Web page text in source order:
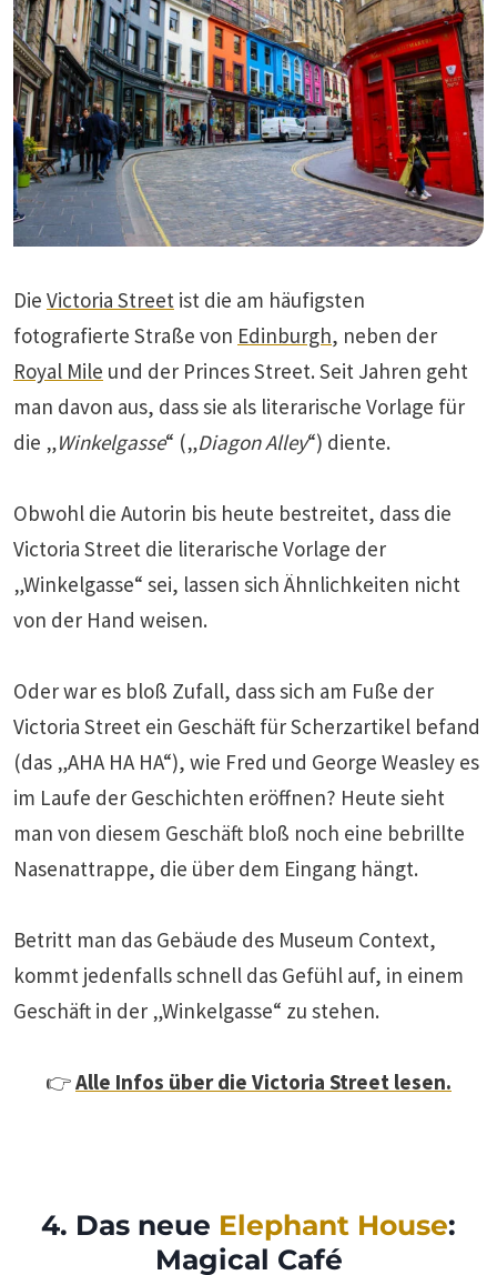
Die Victoria Street ist die am häufigsten
fotografierte Straße von Edinburgh, neben der
Royal Mile und der Princes Street. Seit Jahren geht
man davon aus, dass sie als literarische Vorlage für
die „Winkelgasse“ („Diagon Alley“) diente.
Obwohl die Autorin bis heute bestreitet, dass die
Victoria Street die literarische Vorlage der
„Winkelgasse“ sei, lassen sich Ähnlichkeiten nicht
von der Hand weisen.
Oder war es bloß Zufall, dass sich am Fuße der
Victoria Street ein Geschäft für Scherzartikel befand
(das „AHA HA HA“), wie Fred und George Weasley es
im Laufe der Geschichten eröffnen? Heute sieht
man von diesem Geschäft bloß noch eine bebrillte
Nasenattrappe, die über dem Eingang hängt.
Betritt man das Gebäude des Museum Context,
kommt jedenfalls schnell das Gefühl auf, in einem
Geschäft in der „Winkelgasse“ zu stehen.
👉Alle Infos über die Victoria Street lesen.
4. Das neue Elephant House:
Magical Café